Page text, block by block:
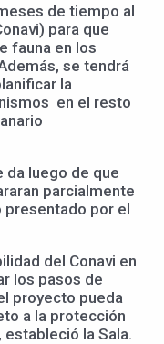
de tiempo al
para que
fauna en los
se tendrá
la
en el resto
da luego de que
parcialmente
presentado por el
del Conavi en
los pasos de
proyecto pueda
a la protección
la Sala.